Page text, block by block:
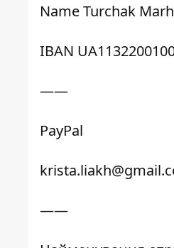
Name Turchak
IBAN
——
PayPal
——